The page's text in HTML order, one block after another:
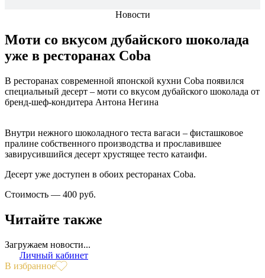
Новости
Моти со вкусом дубайского шоколада
уже в ресторанах Coba
В ресторанах современной японской кухни Coba появился
специальный десерт – моти со вкусом дубайского шоколада от
бренд-шеф-кондитера Антона Негина
Внутри нежного шоколадного теста вагаси – фисташковое
пралине собственного производства и прославившее
завирусившийся десерт хрустящее тесто катаифи.
Десерт уже доступен в обоих ресторанах Coba.
Стоимость — 400 руб.
Читайте также
Загружаем новости...
Личный кабинет
В избранное